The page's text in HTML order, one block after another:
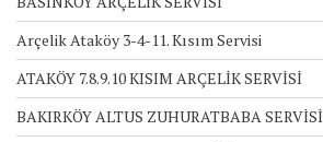
Arçelik Ataköy 3-4-11. Kısım Servisi
ATAKÖY 7.8.9.10 KISIM ARÇELİK SERVİSİ
BAKIRKÖY ALTUS ZUHURATBABA SERVİSİ